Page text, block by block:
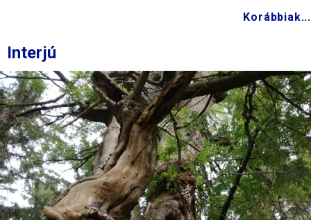
Korábbiak...
Interjú